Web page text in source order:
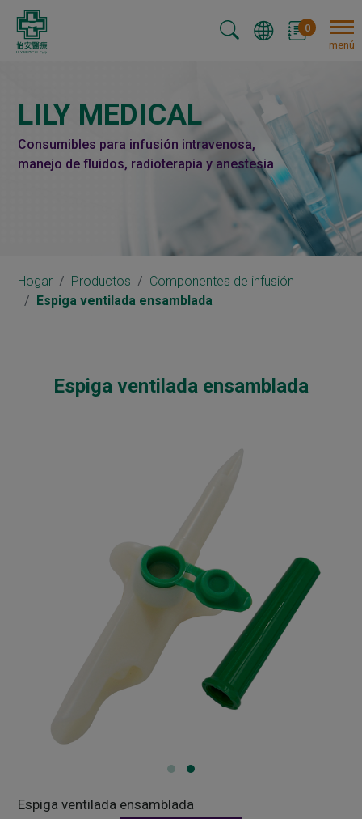
0
menú
LILY MEDICAL
Consumibles para infusión intravenosa,
manejo de fluidos, radioterapia y anestesia
Hogar Productos
Componentes de infusión
Espiga ventilada ensamblada
Espiga ventilada ensamblada
Espiga ventilada ensamblada
Panel de gestión de cookies